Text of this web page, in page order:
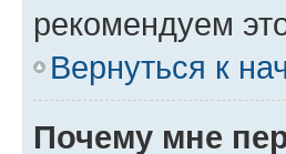
рекомендуем
Вернуться к
Почему мне